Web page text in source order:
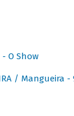
- O Show
/ Mangueira